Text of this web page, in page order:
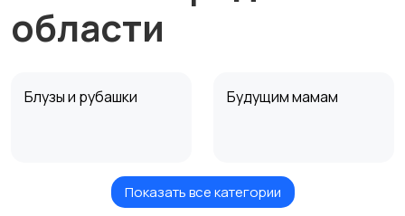
области
Блузы и рубашки Будущим мамам
Верхняя одежда Головные уборы
Показать все категории